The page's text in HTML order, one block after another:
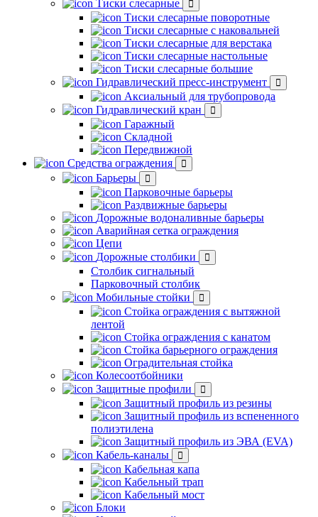
Тиски слесарные
Тиски слесарные поворотные
Тиски слесарные с наковальней
Тиски слесарные для верстака
Тиски слесарные настольные
Тиски слесарные большие
Гидравлический пресс-инструмент
Аксиальный для трубопровода
Гидравлический кран
Гаражный
Складной
Передвижной
Средства ограждения
Барьеры
Парковочные барьеры
Раздвижные барьеры
Дорожные водоналивные барьеры
Аварийная сетка ограждения
Цепи
Дорожные столбики
Столбик сигнальный
Парковочный столбик
Мобильные стойки
Стойка ограждения с вытяжной
лентой
Стойка ограждения с канатом
Стойка барьерного ограждения
Оградительная стойка
Колесоотбойники
Защитные профили
Защитный профиль из резины
Защитный профиль из вспененного
полиэтилена
Защитный профиль из ЭВА (EVA)
Кабель-каналы
Кабельная капа
Кабельный трап
Кабельный мост
Блоки